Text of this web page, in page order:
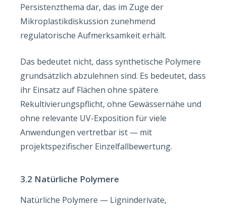
Persistenzthema dar, das im Zuge der
Mikroplastikdiskussion zunehmend
regulatorische Aufmerksamkeit erhält.
Das bedeutet nicht, dass synthetische Polymere
grundsätzlich abzulehnen sind. Es bedeutet, dass
ihr Einsatz auf Flächen ohne spätere
Rekultivierungspflicht, ohne Gewässernähe und
ohne relevante UV-Exposition für viele
Anwendungen vertretbar ist — mit
projektspezifischer Einzelfallbewertung.
3.2 Natürliche Polymere
Natürliche Polymere — Ligninderivate,